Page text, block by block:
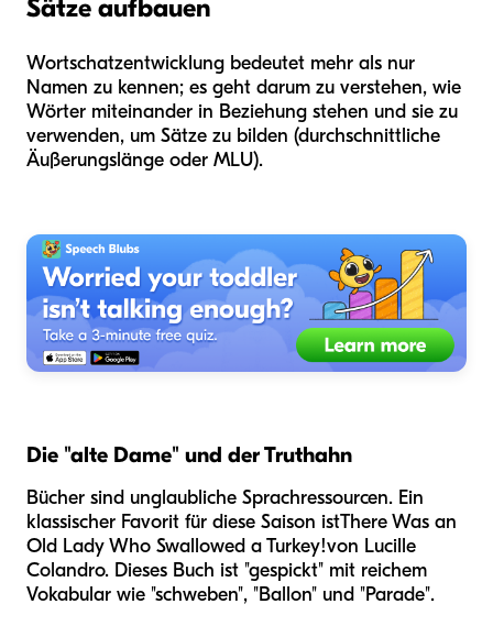
Sätze aufbauen
Wortschatzentwicklung bedeutet mehr als nur
Namen zu kennen; es geht darum zu verstehen, wie
Wörter miteinander in Beziehung stehen und sie zu
verwenden, um Sätze zu bilden (durchschnittliche
Äußerungslänge oder MLU).
Die "alte Dame" und der Truthahn
Bücher sind unglaubliche Sprachressourcen. Ein
klassischer Favorit für diese Saison istThere Was an
Old Lady Who Swallowed a Turkey!von Lucille
Colandro. Dieses Buch ist "gespickt" mit reichem
Vokabular wie "schweben", "Ballon" und "Parade".